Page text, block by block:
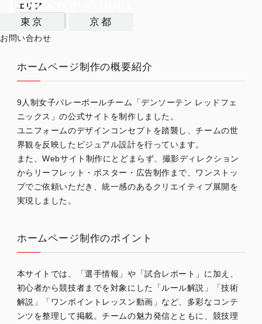
東京 京都
お問い合わせ
エリア
神戸/兵庫
ホームページ制作の概要紹介
9人制女子バレーボールチーム「デンソーテン レッドフェ
ニックス」の公式サイトを制作しました。
ユニフォームのデザインコンセプトを踏襲し、チームの世
界観を反映したビジュアル設計を行っています。
また、Webサイト制作にとどまらず、撮影ディレクション
からリーフレット・ポスター・広告制作まで、ワンストッ
プでご依頼いただき、統一感のあるクリエイティブ展開を
実現しました。
ホームページ制作のポイント
本サイトでは、「選手情報」や「試合レポート」に加え、
初心者から競技者までを対象にした「ルール解説」「技術
解説」「ワンポイントレッスン動画」など、多彩なコンテ
ンツを整理して掲載。チームの魅力発信とともに、競技理